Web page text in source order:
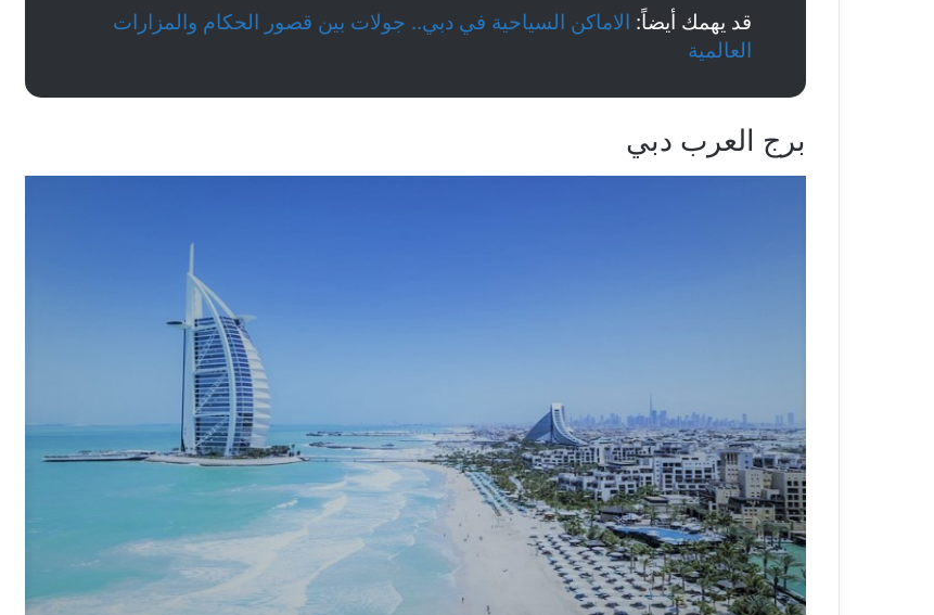
قد يهمك أيضاً: الاماكن السياحية في دبي.. جولات بين قصور الحكام والمزارات
العالمية
برج العرب دبي